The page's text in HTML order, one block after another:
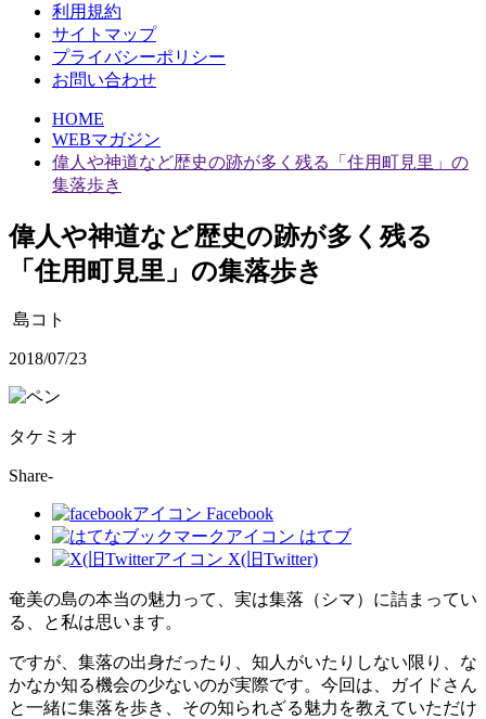
利用規約
サイトマップ
プライバシーポリシー
お問い合わせ
HOME
WEBマガジン
偉人や神道など歴史の跡が多く残る「住用町見里」の
集落歩き
偉人や神道など歴史の跡が多く残る
「住用町見里」の集落歩き
島コト
2018/07/23
タケミオ
Share-
Facebook
はてブ
X(旧Twitter)
奄美の島の本当の魅力って、実は集落（シマ）に詰まってい
る、と私は思います。
ですが、集落の出身だったり、知人がいたりしない限り、な
かなか知る機会の少ないのが実際です。今回は、ガイドさん
と一緒に集落を歩き、その知られざる魅力を教えていただけ